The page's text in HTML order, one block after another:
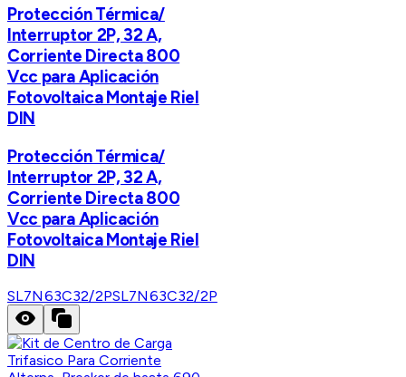
Protección Térmica/
Interruptor 2P, 32 A,
Corriente Directa 800
Vcc para Aplicación
Fotovoltaica Montaje Riel
DIN
Protección Térmica/
Interruptor 2P, 32 A,
Corriente Directa 800
Vcc para Aplicación
Fotovoltaica Montaje Riel
DIN
SL7N63C32/2PSL7N63C32/2P